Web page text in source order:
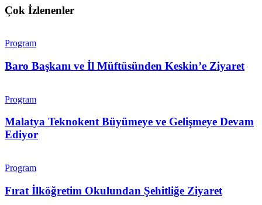
Çok İzlenenler
Program
Baro Başkanı ve İl Müftüsünden Keskin’e Ziyaret
Program
Malatya Teknokent Büyümeye ve Gelişmeye Devam
Ediyor
Program
Fırat İlköğretim Okulundan Şehitliğe Ziyaret